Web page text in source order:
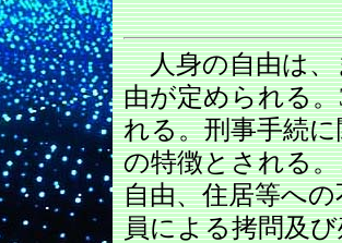
人身の自由は、
由が定められる
れる。刑事手続
の特徴とされる
自由、住居等へ
員による拷問及